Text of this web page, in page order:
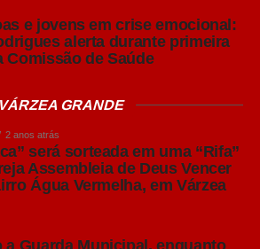
a formação de aromas mais
mais complexos.
que muitos brasileiros chamam
que cervejas do estilo American
popularmente de “Pilsen”. Apesar
estilos não são exatamente
e jovens em crise emocional:
alerta durante primeira
Comissão de Saúde
VÁRZEA GRANDE
2 anos atrás
será sorteada em uma “Rifa”
Assembleia de Deus Vencer
Água Vermelha, em Várzea
a Guarda Municipal, enquanto